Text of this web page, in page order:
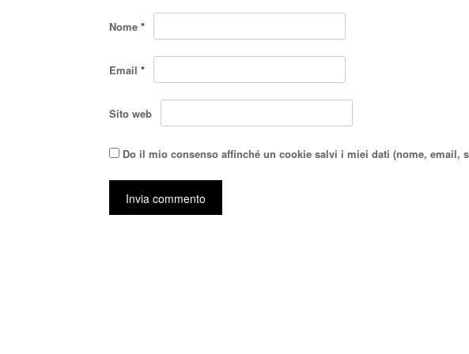
Nome *
Email *
Sito web
Do il mio consenso affinché un cookie salvi i miei dati (nome, email,